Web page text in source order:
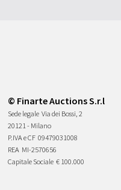
© Finarte Auctions S.r.l
Sede legale Via dei Bossi, 2
20121 - Milano
P.IVA e CF 09479031008
REA MI-2570656
Capitale Sociale € 100.000